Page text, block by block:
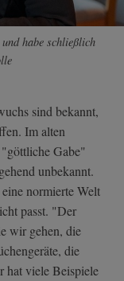
habe schließlich
sind bekannt,
Im alten
Gabe"
unbekannt.
normierte Welt
passt. "Der
wir gehen, die
die
hat viele Beispiele